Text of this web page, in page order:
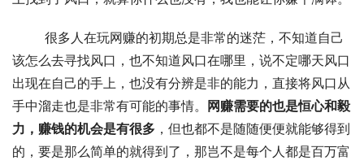
该怎么去寻找风口，也不知道风口在哪里，说不定哪天风口
出现在自己的手上，也没有分辨是非的能力，直接将风口从
手中溜走也是非常有可能的事情。
网赚需要的也是恒心和毅
力，赚钱的机会是有很多 ，但也都不是随随便便就能够得到
的，要是那么简单的就得到了，那岂不是每个人都是百万富